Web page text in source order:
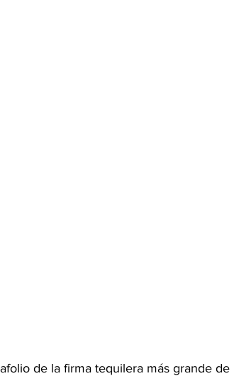
de la firma tequilera más grande de